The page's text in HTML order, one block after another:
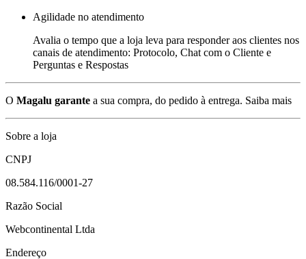
Agilidade no atendimento
Avalia o tempo que a loja leva para responder aos clientes nos
canais de atendimento: Protocolo, Chat com o Cliente e
Perguntas e Respostas
O Magalu garante a sua compra, do pedido à entrega. Saiba mais
Sobre a loja
CNPJ
08.584.116/0001-27
Razão Social
Webcontinental Ltda
Endereço